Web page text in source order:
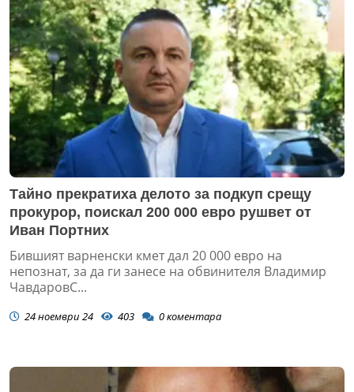
Тайно прекратиха делото за подкуп срещу
прокурор, поискал 200 000 евро рушвет от
Иван Портних
Бившият варненски кмет дал 20 000 евро на
непознат, за да ги занесе на обвинителя Владимир
ЧавдаровС...
24 ноември 24 403 0коментара